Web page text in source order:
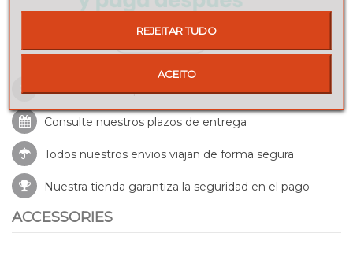
Envíos a toda la península
Consulte nuestros plazos de entrega
Todos nuestros envios viajan de forma segura
Nuestra tienda garantiza la seguridad en el pago
ACCESSORIES
REJEITAR TUDO
ACEITO